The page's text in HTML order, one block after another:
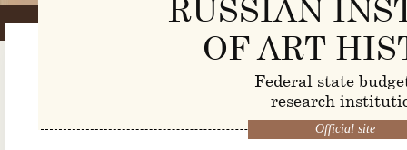
RUSSIAN
OF ART
Federal state
research
Official site